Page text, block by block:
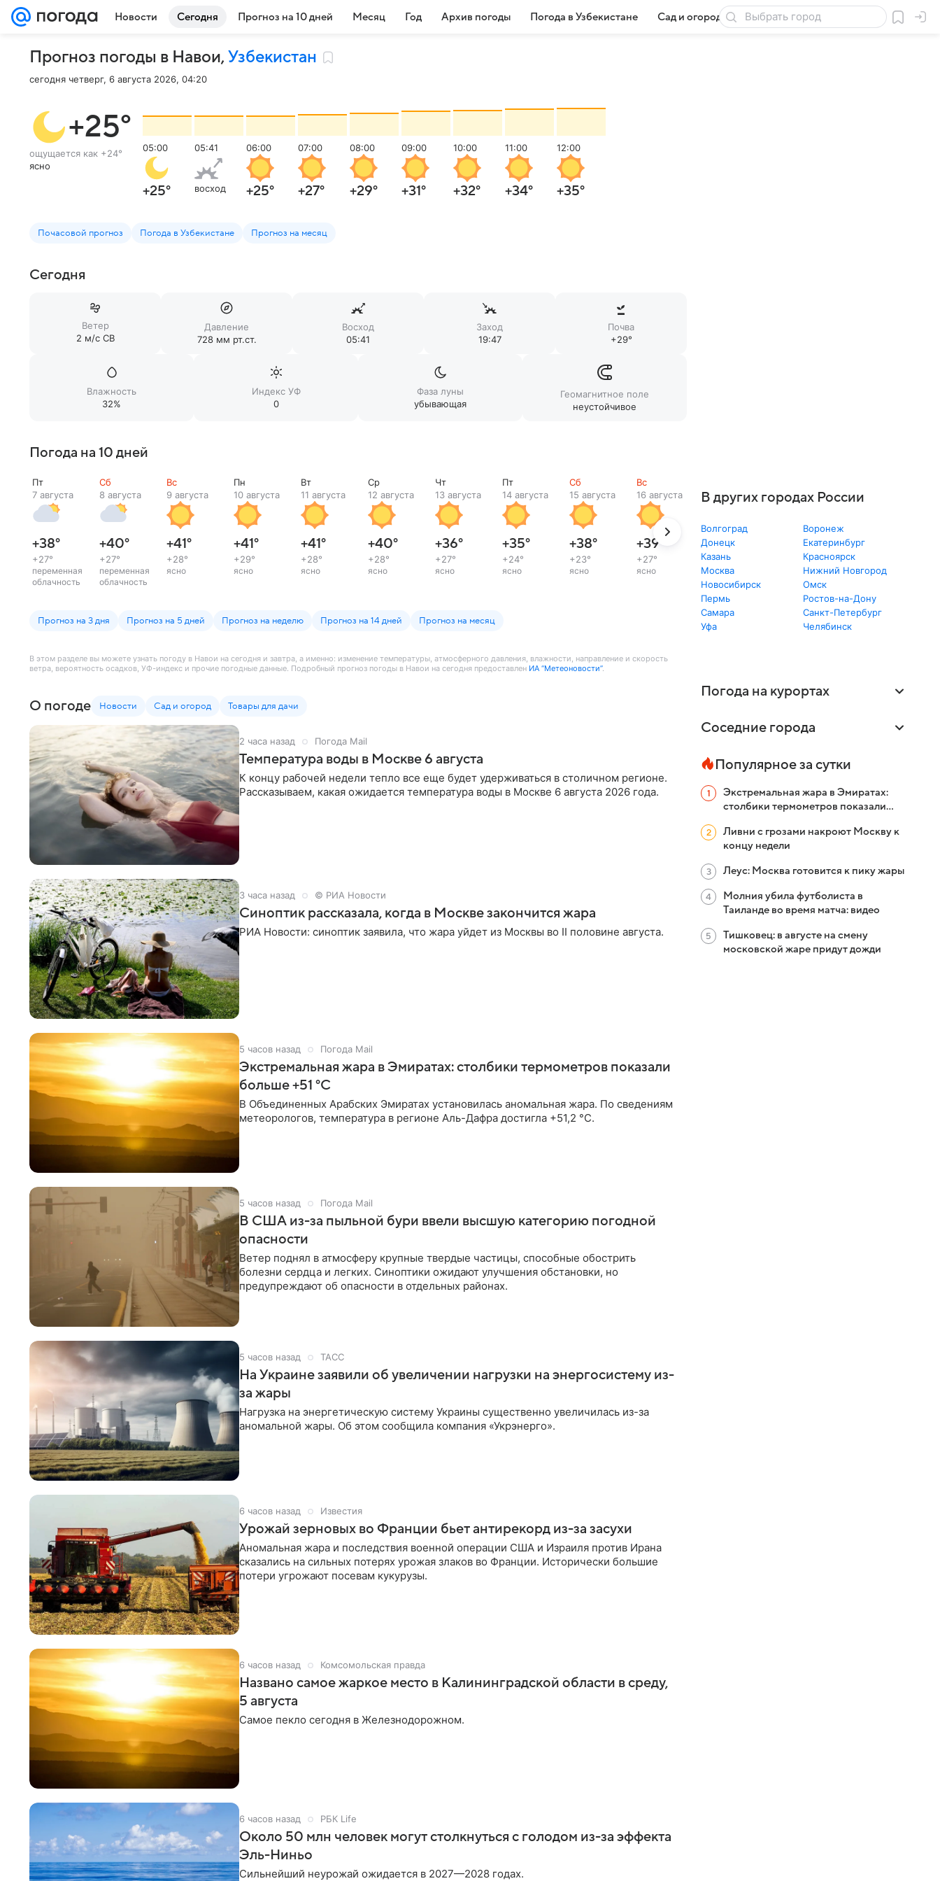
Новости Сегодня Прогноз на 10 дней Месяц Год Архив погоды Погода в Узбекистане Сад и огород Товары для дачи
Прогноз погоды в Навои, Узбекистан
сегодня четверг, 6 августа 2026, 04:20
+25°
ощущается как +24°
ясно
05:00
+25°
05:41
восход
06:00
+25°
07:00
+27°
08:00
+29°
09:00
+31°
10:00
+32°
11:00
+34°
12:00
+35°
Почасовой прогноз Погода в Узбекистане Прогноз на месяц
Сегодня
Ветер
2 м/c СВ
Давление
728 мм рт.ст.
Восход
05:41
Заход
19:47
Почва
+29°
Влажность
32%
Индекс УФ
0
Фаза луны
убывающая
Геомагнитное поле
неустойчивое
Погода на 10 дней
Пт
7 августа
+38°
+27°
переменная
облачность
Сб
8 августа
+40°
+27°
переменная
облачность
Вс
9 августа
+41°
+28°
ясно
Пн
10 августа
+41°
+29°
ясно
Вт
11 августа
+41°
+28°
ясно
Ср
12 августа
+40°
+28°
ясно
Чт
13 августа
+36°
+27°
ясно
Пт
14 августа
+35°
+24°
ясно
Сб
15 августа
+38°
+23°
ясно
Вс
16 августа
+39
+27°
ясно
Прогноз на 3 дня Прогноз на 5 дней Прогноз на неделю Прогноз на 14 дней Прогноз на месяц
В этом разделе вы можете узнать погоду в Навои на сегодня и завтра, а именно: изменение температуры, атмосферного давления, влажности, направление и скорость
ветра, вероятность осадков, УФ-индекс и прочие погодные данные. Подробный прогноз погоды в Навои на сегодня предоставлен ИА “Метеоновости”.
О погоде Новости Сад и огород Товары для дачи
2 часа назад Погода Mail
Температура воды в Москве 6 августа
К концу рабочей недели тепло все еще будет удерживаться в столичном регионе.
Рассказываем, какая ожидается температура воды в Москве 6 августа 2026 года.
3 часа назад © РИА Новости
Синоптик рассказала, когда в Москве закончится жара
РИА Новости: синоптик заявила, что жара уйдет из Москвы во II половине августа.
5 часов назад Погода Mail
Экстремальная жара в Эмиратах: столбики термометров показали
больше +51 °C
В Объединенных Арабских Эмиратах установилась аномальная жара. По сведениям
метеорологов, температура в регионе Аль-Дафра достигла +51,2 °C.
5 часов назад Погода Mail
В США из-за пыльной бури ввели высшую категорию погодной
опасности
Ветер поднял в атмосферу крупные твердые частицы, способные обострить
болезни сердца и легких. Синоптики ожидают улучшения обстановки, но
предупреждают об опасности в отдельных районах.
5 часов назад ТАСС
На Украине заявили об увеличении нагрузки на энергосистему из-
за жары
Нагрузка на энергетическую систему Украины существенно увеличилась из-за
аномальной жары. Об этом сообщила компания «Укрэнерго».
6 часов назад Известия
Урожай зерновых во Франции бьет антирекорд из-за засухи
Аномальная жара и последствия военной операции США и Израиля против Ирана
сказались на сильных потерях урожая злаков во Франции. Исторически большие
потери угрожают посевам кукурузы.
6 часов назад Комсомольская правда
Названо самое жаркое место в Калининградской области в среду,
5 августа
Самое пекло сегодня в Железнодорожном.
6 часов назад РБК Life
Около 50 млн человек могут столкнуться с голодом из-за эффекта
Эль-Ниньо
Сильнейший неурожай ожидается в 2027—2028 годах.
В других городах России
Волгоград
Воронеж
Донецк
Екатеринбург
Казань
Красноярск
Москва
Нижний Новгород
Новосибирск
Омск
Пермь
Ростов-на-Дону
Самара
Санкт-Петербург
Уфа
Челябинск
Погода на курортах
Соседние города
Популярное за сутки
Экстремальная жара в Эмиратах:
столбики термометров показали
Ливни с грозами накроют Москву к
концу недели
Леус: Москва готовится к пику жары
Молния убила футболиста в
Таиланде во время матча: видео
Тишковец: в августе на смену
московской жаре придут дожди